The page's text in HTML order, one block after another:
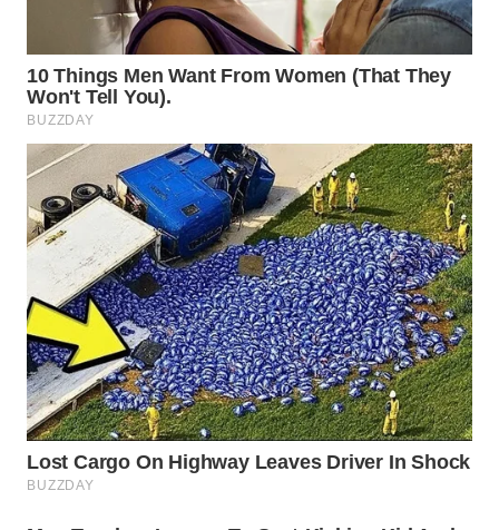
Media
Group
WAHANA
NEWS
WAHANA
TANI
WAHANA
ADVOKAT
WAHANA
INFRASTRUKTUR
WAHANA
KONSUMEN